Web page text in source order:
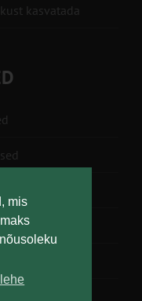
mis
kasvatada